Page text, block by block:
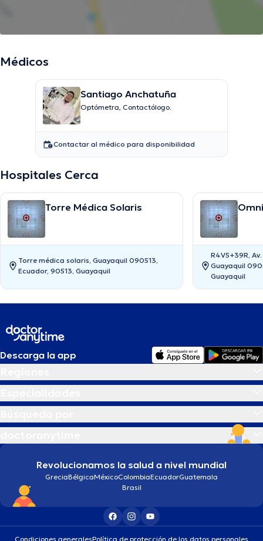
Médicos
Santiago Anchatuña
Optómetra, Contactólogo.
Contactar al médico para disponibilidad
Hospitales Cerca
Torre Médica Solaris
Torre médica solaris, Guayaquil 090513,
Ecuador, 90513, Guayaquil
R4V5+39R,
Guayaquil
Guayaquil
Descarga la app
Revolucionamos la salud a nivel mundial
GreciaBélgicaMéxicoColombiaEcuadorGuatemala
Brasil
Condiciones generalesPolítica de protección de los datos personales